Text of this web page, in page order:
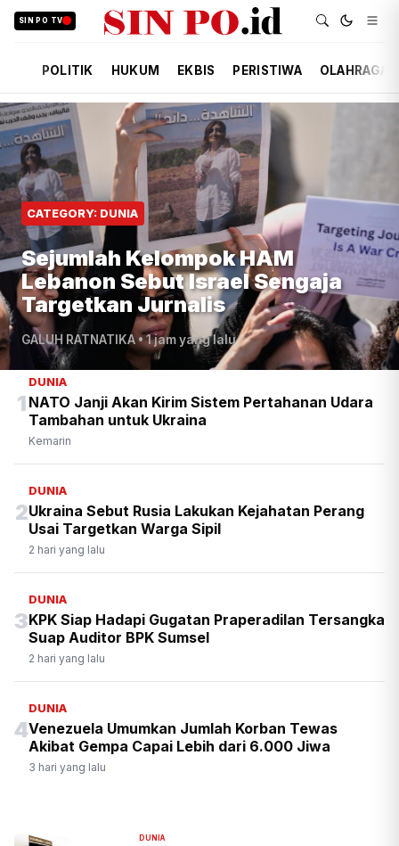
SIN PO TV
POLITIK HUKUM EKBIS PERISTIWA OLAHRAGA
CATEGORY: DUNIA
Sejumlah Kelompok HAM
Lebanon Sebut Israel Sengaja
Targetkan Jurnalis
GALUH RATNATIKA•1 jam yang lalu
1
DUNIA
NATO Janji Akan Kirim Sistem Pertahanan Udara
Tambahan untuk Ukraina
Kemarin
2
DUNIA
Ukraina Sebut Rusia Lakukan Kejahatan Perang
Usai Targetkan Warga Sipil
2 hari yang lalu
3
DUNIA
KPK Siap Hadapi Gugatan Praperadilan Tersangka
Suap Auditor BPK Sumsel
2 hari yang lalu
4
DUNIA
Venezuela Umumkan Jumlah Korban Tewas
Akibat Gempa Capai Lebih dari 6.000 Jiwa
3 hari yang lalu
DUNIA